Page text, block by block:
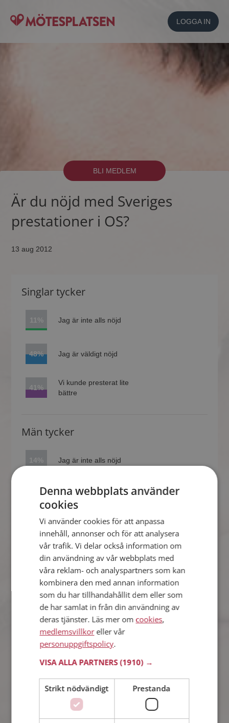
LOGGA IN
BLI MEDLEM
Är du nöjd med Sveriges
prestationer i OS?
13 aug 2012
Singlar tycker
11% Jag är inte alls nöjd
48% Jag är väldigt nöjd
41%
Vi kunde presterat lite
bättre
Män tycker
14% Jag är inte alls nöjd
44% Jag är väldigt nöjd
Vi kunde presterat lite
bättre
Kvinnor tycker
6% Jag är inte alls nöjd
56% Jag är väldigt nöjd
38%
Vi kunde presterat lite
Antal röster: 882
Denna webbplats använder
cookies
Vi använder cookies för att anpassa
innehåll, annonser och för att analysera
vår trafik. Vi delar också information om
din användning av vår webbplats med
våra reklam- och analyspartners som kan
kombinera den med annan information
som du har tillhandahållit dem eller som
de har samlat in från din användning av
deras tjänster. Läs mer om cookies,
medlemsvillkoreller vår
personuppgiftspolicy.
VISA ALLA PARTNERS(1910) →
Strikt nödvändigt Prestanda